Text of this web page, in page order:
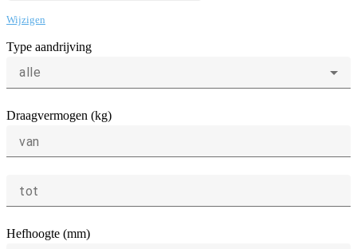
Wijzigen
Type aandrijving
alle
Draagvermogen (kg)
van
tot
Hefhoogte (mm)